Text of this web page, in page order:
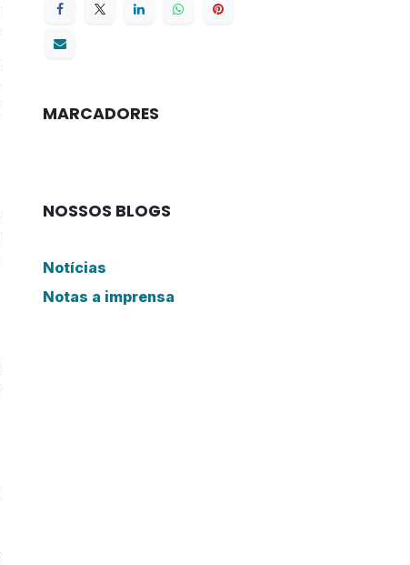
MARCADORES
NOSSOS BLOGS
Notícias
Notas a imprensa